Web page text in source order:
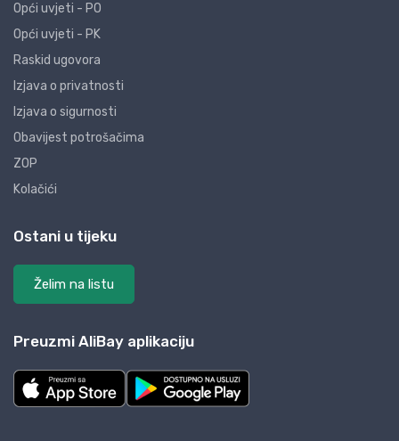
Opći uvjeti - PO
Opći uvjeti - PK
Raskid ugovora
Izjava o privatnosti
Izjava o sigurnosti
Obavijest potrošačima
ZOP
Kolačići
Ostani u tijeku
Želim na listu
Preuzmi AliBay aplikaciju